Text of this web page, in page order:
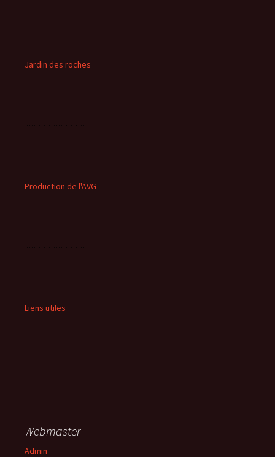
Jardin des roches
Production de l'AVG
Liens utiles
Webmaster
Admin